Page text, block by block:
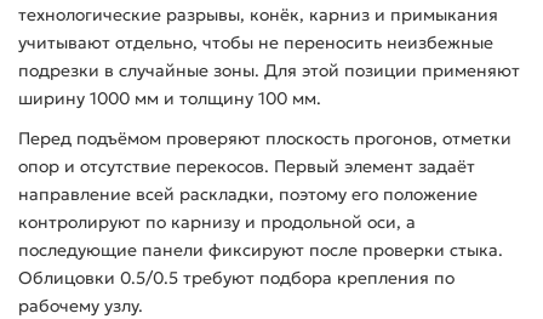
технологические разрывы, конёк, карниз и примыкания
учитывают отдельно, чтобы не переносить неизбежные
подрезки в случайные зоны. Для этой позиции применяют
ширину 1000 мм и толщину 100 мм.
Перед подъёмом проверяют плоскость прогонов, отметки
опор и отсутствие перекосов. Первый элемент задаёт
направление всей раскладки, поэтому его положение
контролируют по карнизу и продольной оси, а
последующие панели фиксируют после проверки стыка.
Облицовки 0.5/0.5 требуют подбора крепления по
рабочему узлу.